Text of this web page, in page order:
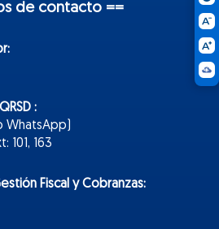
de contacto ==
:
WhatsApp)
101, 163
Fiscal y Cobranzas: